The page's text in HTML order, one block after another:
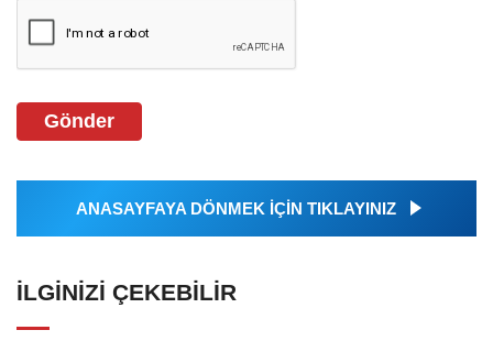
Gönder
ANASAYFAYA DÖNMEK İÇİN TIKLAYINIZ
İLGINIZI ÇEKEBILIR